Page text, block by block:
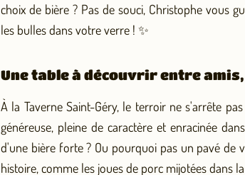
choix de bière ? Pas de souci, Christophe vous
les bulles dans votre verre ! ✨
Une table à découvrir entre amis,
À la Taverne Saint-Géry, le terroir ne s'arrête
généreuse, pleine de caractère et enracinée
d'une bière forte ? Ou pourquoi pas un pavé de
histoire, comme les joues de porc mijotées dans